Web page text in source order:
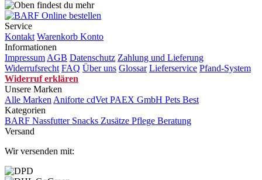
Service
Kontakt Warenkorb Konto
Informationen
Impressum AGB Datenschutz Zahlung und Lieferung
Widerrufsrecht FAQ Über uns Glossar Lieferservice Pfand-System
Widerruf erklären
Unsere Marken
Alle Marken Aniforte cdVet PAEX GmbH Pets Best
Kategorien
BARF Nassfutter Snacks Zusätze Pflege Beratung
Versand
Wir versenden mit: